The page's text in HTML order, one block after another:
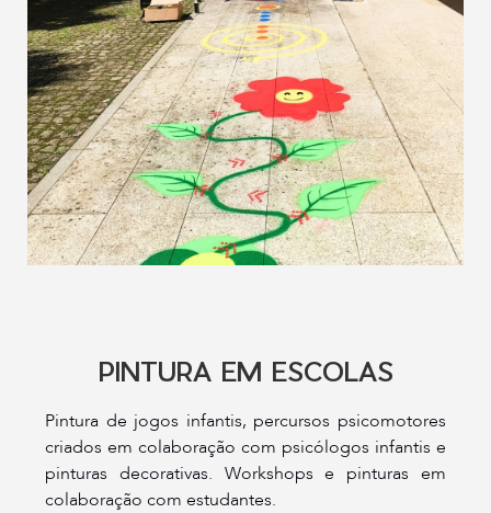
PINTURA EM ESCOLAS
Pintura de jogos infantis, percursos psicomotores
criados em colaboração com psicólogos infantis e
pinturas decorativas. Workshops e pinturas em
colaboração com estudantes.